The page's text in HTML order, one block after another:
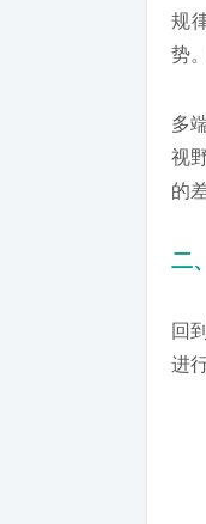
规
势
多
视
的
二
回
进